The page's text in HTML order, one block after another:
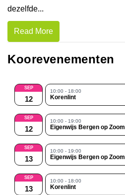
dezelfde...
Read More
Koorevenementen
SEP
12
10:00 - 18:00
Korenlint
SEP
12
10:00 - 19:00
Eigenwijs Bergen op Zoom
SEP
13
10:00 - 19:00
Eigenwijs Bergen op Zoom
SEP
13
10:00 - 18:00
Korenlint